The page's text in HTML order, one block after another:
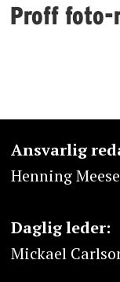
Proff foto-
Ansvarlig
Henning Meese
Daglig leder:
Mickael